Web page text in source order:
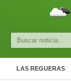
Cultura
LAS REGUERAS